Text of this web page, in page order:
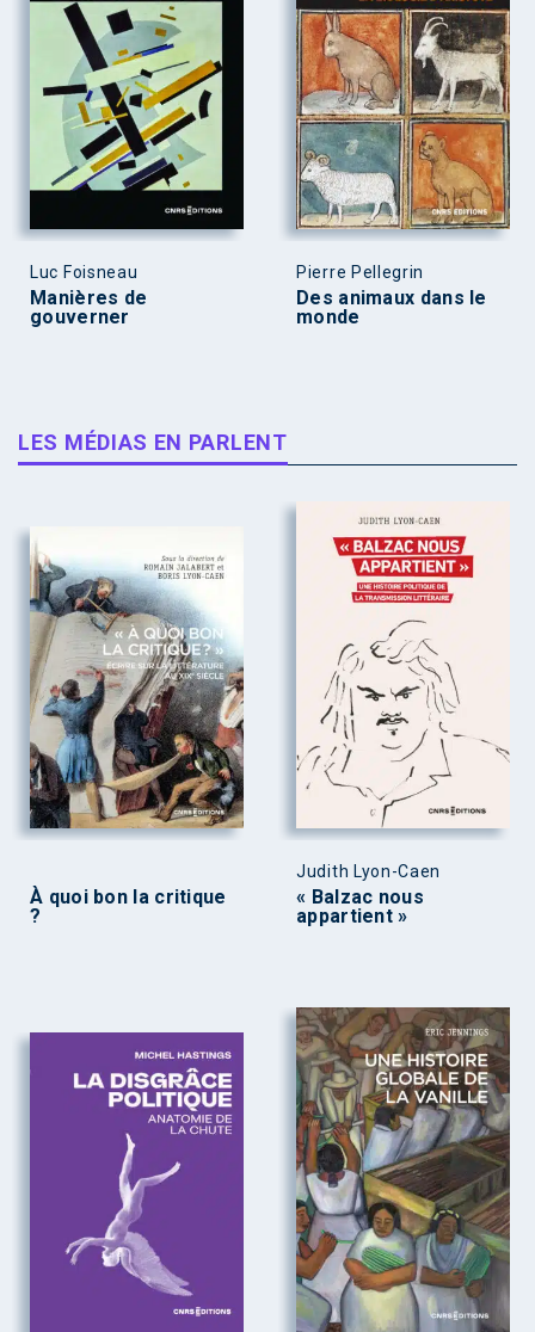
Luc Foisneau
Manières de
gouverner
Pierre Pellegrin
Des animaux dans le
monde
LES MÉDIAS EN PARLENT
À quoi bon la critique
?
Judith Lyon-Caen
« Balzac nous
appartient »